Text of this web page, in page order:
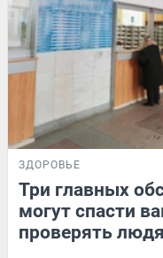
ЗДОРОВЬЕ
Три главных
могут спасти
проверять